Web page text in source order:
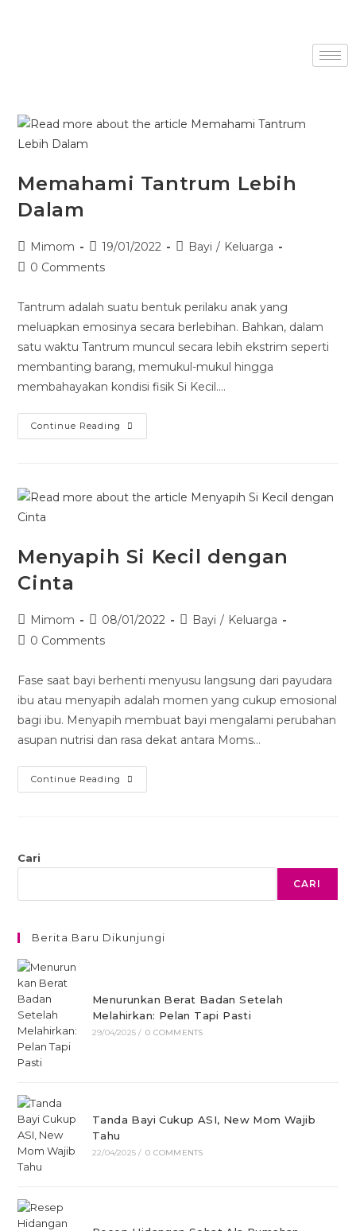
Memahami Tantrum Lebih
Dalam
Mimom 19/01/2022 Bayi / Keluarga
0 Comments
Tantrum adalah suatu bentuk perilaku anak yang
meluapkan emosinya secara berlebihan. Bahkan, dalam
satu waktu Tantrum muncul secara lebih ekstrim seperti
membanting barang, memukul-mukul hingga
membahayakan kondisi fisik Si Kecil.…
Continue Reading
Menyapih Si Kecil dengan
Cinta
Mimom 08/01/2022 Bayi / Keluarga
0 Comments
Fase saat bayi berhenti menyusu langsung dari payudara
ibu atau menyapih adalah momen yang cukup emosional
bagi ibu. Menyapih membuat bayi mengalami perubahan
asupan nutrisi dan rasa dekat antara Moms…
Continue Reading
Cari
CARI
Berita Baru Dikunjungi
Menurunkan Berat Badan Setelah
Melahirkan: Pelan Tapi Pasti
29/04/2025 / 0 COMMENTS
Tanda Bayi Cukup ASI, New Mom Wajib
Tahu
22/04/2025 / 0 COMMENTS